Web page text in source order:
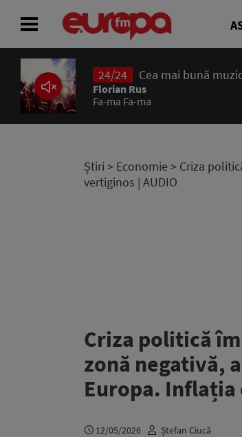
24/24 Cea mai bună
Florian Rus
Fa-ma Fa-ma
Știri > Economie > Criza
vertiginos | AUDIO
Criza politică
zonă negativă,
Europa. Inflația
12/05/2026 Ștefan Ciucă
ACASĂ
ȘTIRI
CONCURSURI